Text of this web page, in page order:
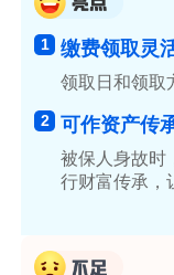
1 缴费领取灵
领取日和领取
2 可作资产传
被保人身故时
行财富传承，